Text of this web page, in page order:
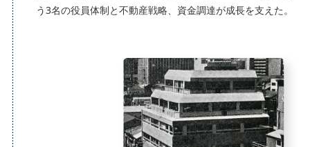
う3名の役員体制と不動産戦略、資金調達が成長を支えた。